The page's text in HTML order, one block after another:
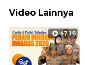
Video Lainnya
47:16